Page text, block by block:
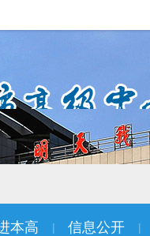
本高 | 信息公开 |